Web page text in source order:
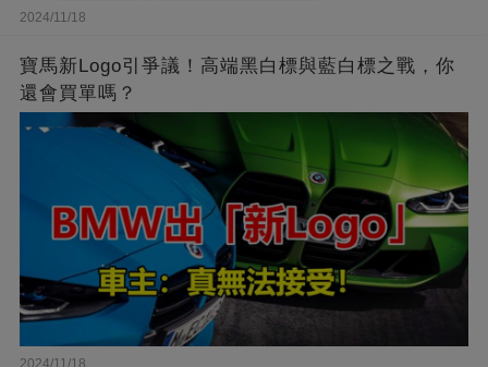
2024/11/18
寶馬新Logo引爭議！高端黑白標與藍白標之戰，你
還會買單嗎？
2024/11/18